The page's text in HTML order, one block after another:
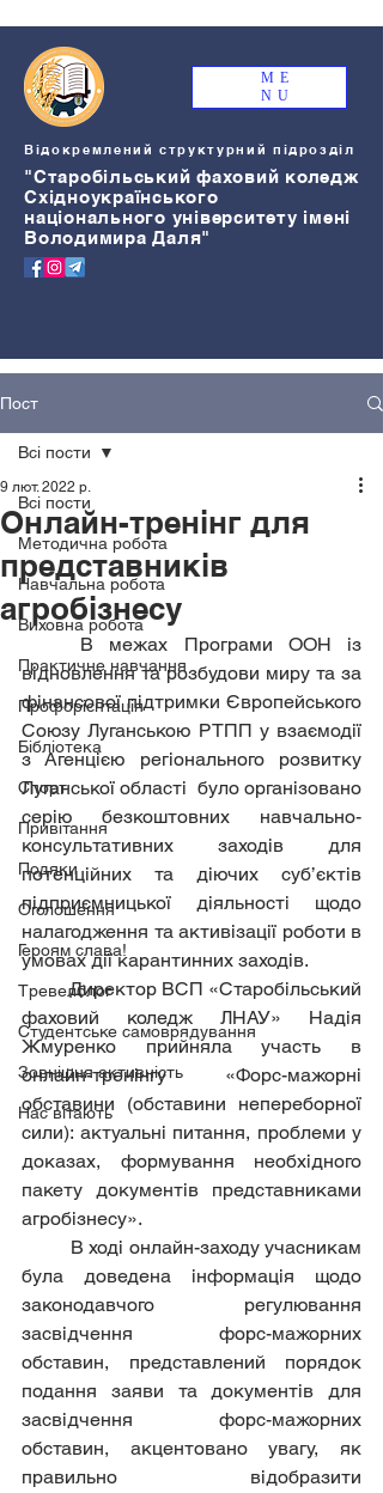
ME
NU
Відокремлений структурний підрозділ
"Старобільський фаховий коледж
Східноукраїнського
національного університету імені
Володимира Даля"
Пост
Всі пости
Методична робота
Навчальна робота
Виховна робота
Практичне навчання
Профорієнтація
Бібліотека
Спорт
Привітання
Подяки
Оголошення
Героям слава!
Тревелблог
Студентське самоврядування
Зовнішня активність
Нас вітають
Всі пости
Онлайн-тренінг для
представників
агробізнесу
9 лют. 2022 р.
відновлення та розбудови миру та за
фінансової підтримки Європейського
Союзу Луганською РТПП у взаємодії
з Агенцією регіонального розвитку
Луганської області  було організовано
серію безкоштовних навчально-
консультативних заходів для
потенційних та діючих суб’єктів
підприємницької діяльності щодо
налагодження та активізації роботи в
умовах дії карантинних заходів.
	Директор ВСП «Старобільський
фаховий коледж ЛНАУ» Надія
Жмуренко прийняла участь в
онлайн-тренінгу «Форс-мажорні
обставини (обставини непереборної
сили): актуальні питання, проблеми у
доказах, формування необхідного
пакету документів представниками
агробізнесу».
була доведена інформація щодо
законодавчого регулювання
засвідчення форс-мажорних
обставин, представлений порядок
подання заяви та документів для
засвідчення форс-мажорних
обставин, акцентовано увагу, як
правильно відобразити